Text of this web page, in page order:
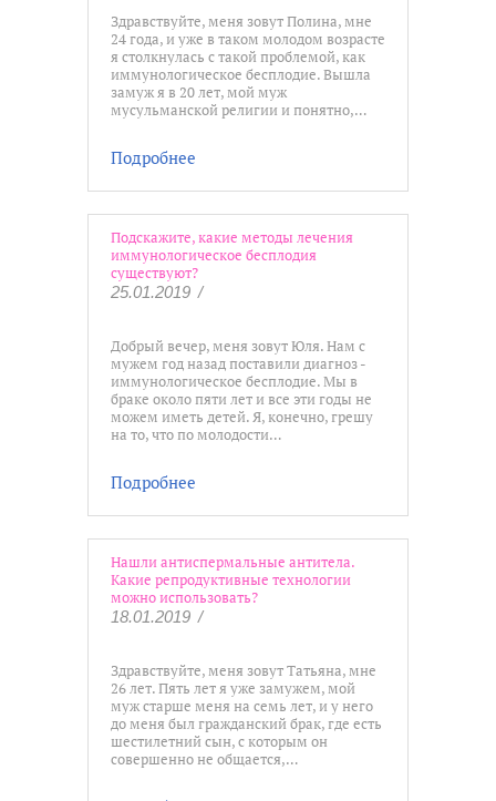
Здравствуйте, меня зовут Полина, мне
24 года, и уже в таком молодом возрасте
я столкнулась с такой проблемой, как
иммунологическое бесплодие. Вышла
замуж я в 20 лет, мой муж
мусульманской религии и понятно,…
Подробнее
Подскажите, какие методы лечения
иммунологическое бесплодия
существуют?
25.01.2019 /
Добрый вечер, меня зовут Юля. Нам с
мужем год назад поставили диагноз -
иммунологическое бесплодие. Мы в
браке около пяти лет и все эти годы не
можем иметь детей. Я, конечно, грешу
на то, что по молодости…
Подробнее
Нашли антиспермальные антитела.
Какие репродуктивные технологии
можно использовать?
18.01.2019 /
Здравствуйте, меня зовут Татьяна, мне
26 лет. Пять лет я уже замужем, мой
муж старше меня на семь лет, и у него
до меня был гражданский брак, где есть
шестилетний сын, с которым он
совершенно не общается,…